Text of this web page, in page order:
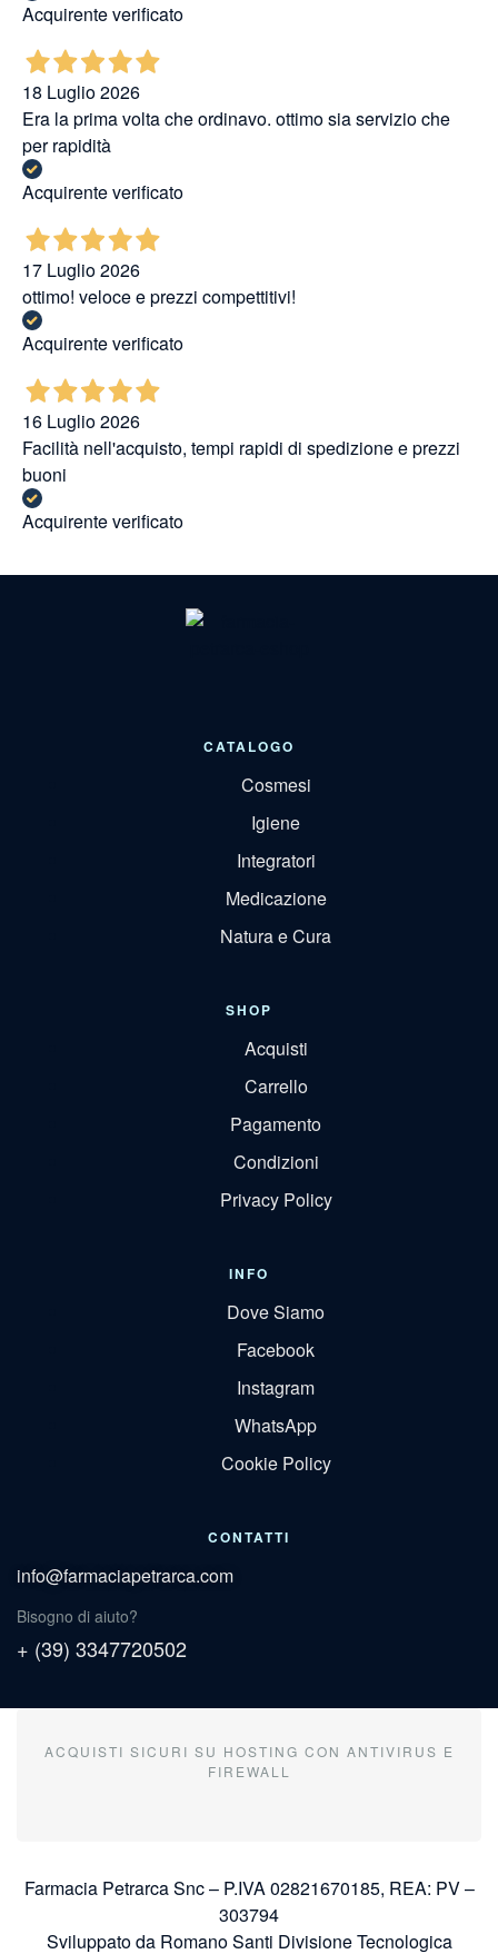
Acquirente verificato
18 Luglio 2026
Era la prima volta che ordinavo. ottimo sia servizio che
per rapidità
Acquirente verificato
17 Luglio 2026
ottimo! veloce e prezzi compettitivi!
Acquirente verificato
16 Luglio 2026
Facilità nell'acquisto, tempi rapidi di spedizione e prezzi
buoni
Acquirente verificato
CATALOGO
Cosmesi
Igiene
Integratori
Medicazione
Natura e Cura
SHOP
Acquisti
Carrello
Pagamento
Condizioni
Privacy Policy
INFO
Dove Siamo
Facebook
Instagram
WhatsApp
Cookie Policy
CONTATTI
info@farmaciapetrarca.com
Bisogno di aiuto?
+ (39) 3347720502
ACQUISTI SICURI SU HOSTING CON ANTIVIRUS E
FIREWALL
Farmacia Petrarca Snc – P.IVA 02821670185, REA: PV –
303794
Sviluppato da Romano Santi Divisione Tecnologica